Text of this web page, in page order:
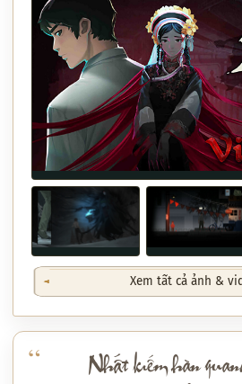
Xem tất cả ảnh &
Nhất kiếm hàn